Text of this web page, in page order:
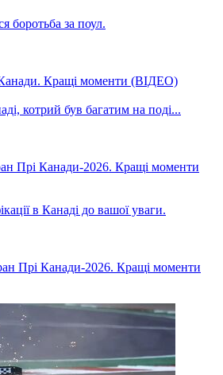
Канади. Кращі моменти (ВІДЕО)
Прі Канади-2026. Кращі моменти
Прі Канади-2026. Кращі моменти